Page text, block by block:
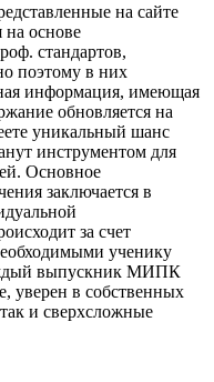
на сайте
на основе
стандартов,
поэтому в них
информация, имеющая
обновляется на
уникальный шанс
инструментом для
Основное
заключается в
за счет
ученику
выпускник МИПК
уверен в собственных
и сверхсложные